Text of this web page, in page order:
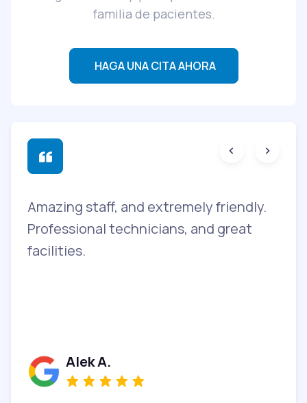
familia de pacientes.
HAGA UNA CITA AHORA
Amazing staff, and extremely friendly.
Professional technicians, and great
facilities.
Alek A.